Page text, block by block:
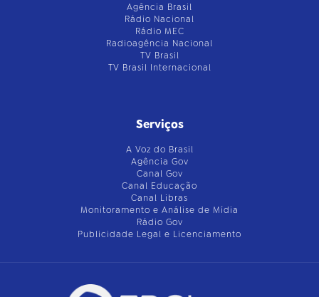
Agência Brasil
Rádio Nacional
Rádio MEC
Radioagência Nacional
TV Brasil
TV Brasil Internacional
Serviços
A Voz do Brasil
Agência Gov
Canal Gov
Canal Educação
Canal Libras
Monitoramento e Análise de Mídia
Rádio Gov
Publicidade Legal e Licenciamento